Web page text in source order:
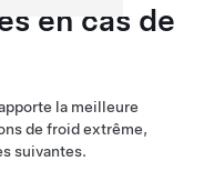
en cas de
la meilleure
de froid extrême,
suivantes.